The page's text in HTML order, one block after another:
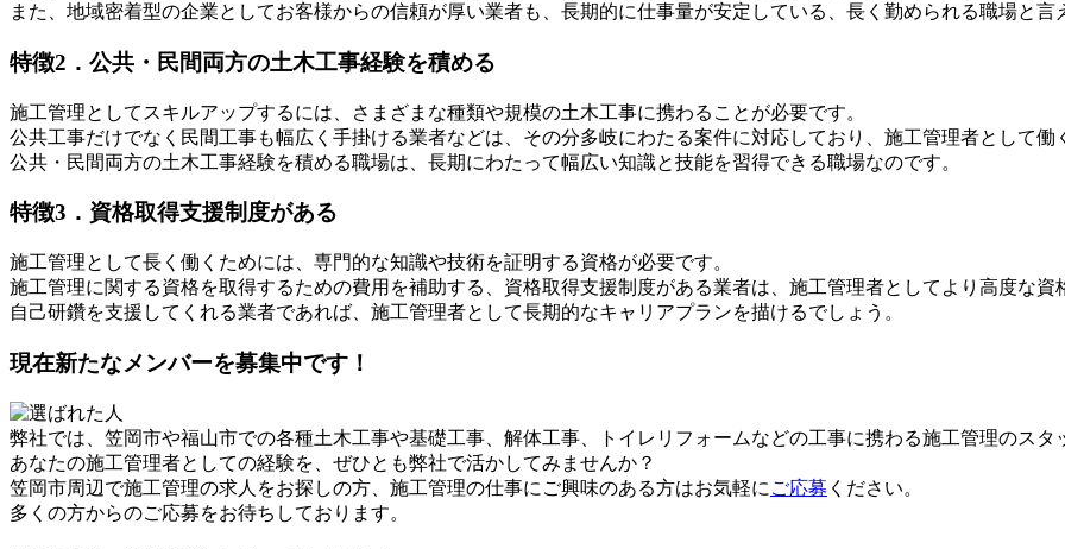
また、地域密着型の企業としてお客様からの信頼が厚い業者も、長期的に仕事量が安定している、長く勤められる職場と言
特徴2．公共・民間両方の土木工事経験を積める
施工管理としてスキルアップするには、さまざまな種類や規模の土木工事に携わることが必要です。
公共工事だけでなく民間工事も幅広く手掛ける業者などは、その分多岐にわたる案件に対応しており、施工管理者として働
公共・民間両方の土木工事経験を積める職場は、長期にわたって幅広い知識と技能を習得できる職場なのです。
特徴3．資格取得支援制度がある
施工管理として長く働くためには、専門的な知識や技術を証明する資格が必要です。
施工管理に関する資格を取得するための費用を補助する、資格取得支援制度がある業者は、施工管理者としてより高度な資
自己研鑽を支援してくれる業者であれば、施工管理者として長期的なキャリアプランを描けるでしょう。
現在新たなメンバーを募集中です！
弊社では、笠岡市や福山市での各種土木工事や基礎工事、解体工事、トイレリフォームなどの工事に携わる施工管理のスタ
あなたの施工管理者としての経験を、ぜひとも弊社で活かしてみませんか？
笠岡市周辺で施工管理の求人をお探しの方、施工管理の仕事にご興味のある方はお気軽に ご応募 ください。
多くの方からのご応募をお待ちしております。